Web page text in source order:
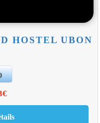
HOSTEL UBON